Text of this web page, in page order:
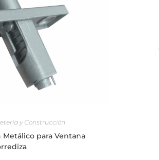
y Construcción
para Ventana